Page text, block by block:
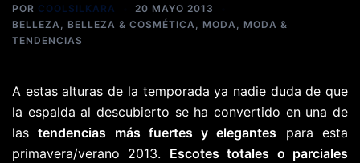
POR COOLSILKARA
20 MAYO 2013
BELLEZA, BELLEZA & COSMÉTICA, MODA, MODA &
TENDENCIAS
A estas alturas de la temporada ya nadie duda de que
la espalda al descubierto se ha convertido en una de
lastendencias más fuertes y elegantes para esta
primavera/verano 2013. Escotes totales o parciales